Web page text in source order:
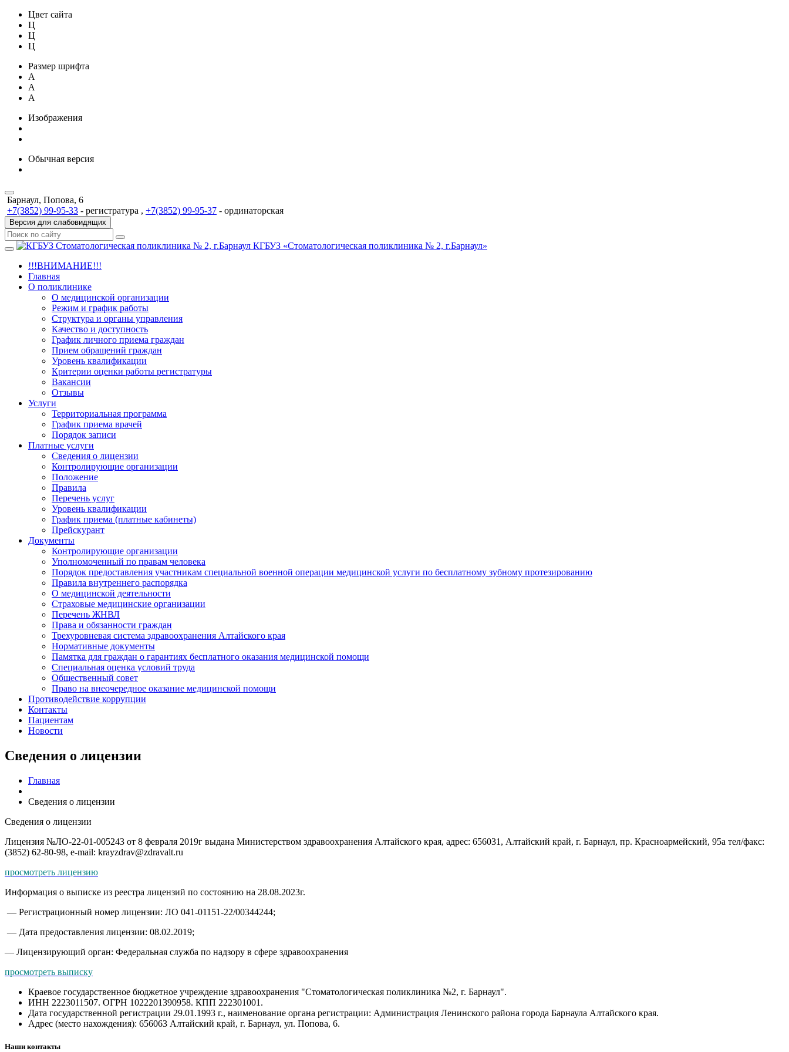
Цвет сайта
Ц
Ц
Ц
Размер шрифта
A
A
A
Изображения
Обычная версия
Барнаул, Попова, 6
+7(3852) 99-95-33 - регистратура , +7(3852) 99-95-37 - ординаторская
Версия для слабовидящих
КГБУЗ «Стоматологическая поликлиника № 2, г.Барнаул»
!!!ВНИМАНИЕ!!!
Главная
О поликлинике
О медицинской организации
Режим и график работы
Структура и органы управления
Качество и доступность
График личного приема граждан
Прием обращений граждан
Уровень квалификации
Критерии оценки работы регистратуры
Вакансии
Отзывы
Услуги
Территориальная программа
График приема врачей
Порядок записи
Платные услуги
Сведения о лицензии
Контролирующие организации
Положение
Правила
Перечень услуг
Уровень квалификации
График приема (платные кабинеты)
Прейскурант
Документы
Контролирующие организации
Уполномоченный по правам человека
Порядок предоставления участникам специальной военной операции медицинской услуги по бесплатному зубному протезированию
Правила внутреннего распорядка
О медицинской деятельности
Страховые медицинские организации
Перечень ЖНВЛ
Права и обязанности граждан
Трехуровневая система здравоохранения Алтайского края
Нормативные документы
Памятка для граждан о гарантиях бесплатного оказания медицинской помощи
Специальная оценка условий труда
Общественный совет
Право на внеочередное оказание медицинской помощи
Противодействие коррупции
Контакты
Пациентам
Новости
Сведения о лицензии
Главная
Сведения о лицензии
Сведения о лицензии
Лицензия №ЛО-22-01-005243 от 8 февраля 2019г выдана Министерством здравоохранения Алтайского края, адрес: 656031, Алтайский край, г. Барнаул, пр. Красноармейский, 95а тел/факс:
(3852) 62-80-98, e-mail: krayzdrav@zdravalt.ru
просмотреть лицензию
Информация о выписке из реестра лицензий по состоянию на 28.08.2023г.
— Регистрационный номер лицензии: ЛО 041-01151-22/00344244;
— Дата предоставления лицензии: 08.02.2019;
— Лицензирующий орган: Федеральная служба по надзору в сфере здравоохранения
просмотреть выписку
Краевое государственное бюджетное учреждение здравоохранения "Стоматологическая поликлиника №2, г. Барнаул".
ИНН 2223011507. ОГРН 1022201390958. КПП 222301001.
Дата государственной регистрации 29.01.1993 г., наименование органа регистрации: Администрация Ленинского района города Барнаула Алтайского края.
Адрес (место нахождения): 656063 Алтайский край, г. Барнаул, ул. Попова, 6.
Наши контакты